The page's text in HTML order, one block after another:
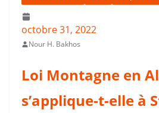
octobre 31, 2022
Nour H. Bakhos
Loi Montagne en
s’applique-t-elle à